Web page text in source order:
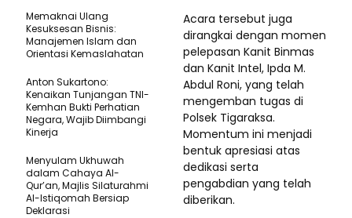
Acara tersebut juga
dirangkai dengan momen
pelepasan Kanit Binmas
dan Kanit Intel, Ipda M.
Abdul Roni, yang telah
mengemban tugas di
Polsek Tigaraksa.
Momentum ini menjadi
bentuk apresiasi atas
dedikasi serta
pengabdian yang telah
diberikan.
Memaknai Ulang
Kesuksesan Bisnis:
Manajemen Islam dan
Orientasi Kemaslahatan
Anton Sukartono:
Kenaikan Tunjangan TNI-
Kemhan Bukti Perhatian
Negara, Wajib Diimbangi
Kinerja
Menyulam Ukhuwah
dalam Cahaya Al-
Qur’an, Majlis Silaturahmi
Al-Istiqomah Bersiap
Deklarasi